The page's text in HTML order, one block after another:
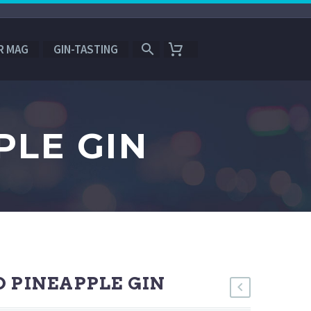
MAG GIN-TASTING
GIN
PINEAPPLE GIN